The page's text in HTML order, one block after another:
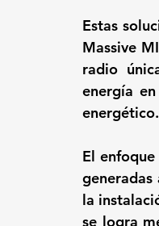
Estas
Massive
radio
energía
energético.
El
la
se logra